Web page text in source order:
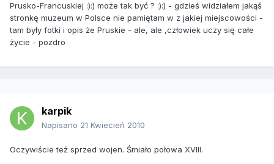
Prusko-Francuskiej :):) może tak być ? :):) - gdzieś widziałem jakąś
stronkę muzeum w Polsce nie pamiętam w z jakiej miejscowości -
tam były fotki i opis że Pruskie - ale, ale ,człowiek uczy się całe
życie - pozdro
karpik
Napisano 21 Kwiecień 2010
Oczywiście też sprzed wojen. Śmiało połowa XVIII.